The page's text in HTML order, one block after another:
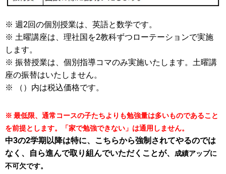
※ 週2回の個別授業は、英語と数学です。
※ 土曜講座は、理社国を2教科ずつローテーションで実施
します。
※ 振替授業は、個別指導コマのみ実施いたします。土曜講
座の振替はいたしません。
※ （）内は税込価格です。
※ 最低限、通常コースの子たちよりも勉強量は多いものであること
を前提とします。「家で勉強できない」は通用しません。
中3の2学期以降は特に、こちらから強制されてやるのでは
なく、自ら進んで取り組んでいただくことが、
成績アップに
不可欠です。